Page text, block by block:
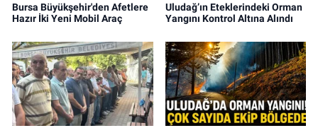
Bursa Büyükşehir'den Afetlere
Hazır İki Yeni Mobil Araç
Uludağ’ın Eteklerindeki Orman
Yangını Kontrol Altına Alındı